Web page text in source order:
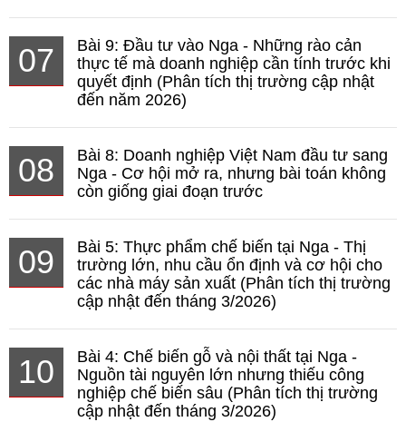
07
Bài 9: Đầu tư vào Nga - Những rào cản
thực tế mà doanh nghiệp cần tính trước khi
quyết định (Phân tích thị trường cập nhật
đến năm 2026)
08
Bài 8: Doanh nghiệp Việt Nam đầu tư sang
Nga - Cơ hội mở ra, nhưng bài toán không
còn giống giai đoạn trước
09
Bài 5: Thực phẩm chế biến tại Nga - Thị
trường lớn, nhu cầu ổn định và cơ hội cho
các nhà máy sản xuất (Phân tích thị trường
cập nhật đến tháng 3/2026)
10
Bài 4: Chế biến gỗ và nội thất tại Nga -
Nguồn tài nguyên lớn nhưng thiếu công
nghiệp chế biến sâu (Phân tích thị trường
cập nhật đến tháng 3/2026)